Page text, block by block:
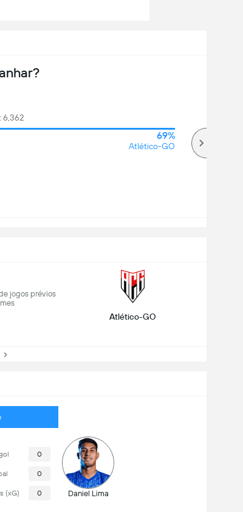
0
0
(xG) 0 Daniel Lima
6,362
69%
Atlético-GO
jogos prévios
Atlético-GO